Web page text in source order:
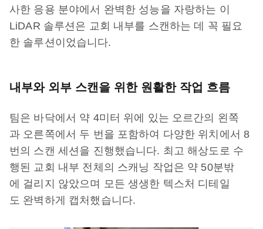
사한 응용 분야에서 완벽한 성능을 자랑하는 이
LiDAR 솔루션은 교회 내부를 스캔하는 데 꼭 필요
한 솔루션이었습니다.
내부와 외부 스캔을 위한 원활한 작업 흐름
팀은 바닥에서 약 4미터 위에 있는 오르간의 왼쪽
과 오른쪽에서 두 번을 포함하여 다양한 위치에서 8
번의 스캔 세션을 진행했습니다. 최고 해상도로 수
행된 교회 내부 전체의 스캐닝 작업은 약 50분밖
에 걸리지 않았으며 모든 생생한 텍스처 디테일
도 완벽하게 캡처했습니다.